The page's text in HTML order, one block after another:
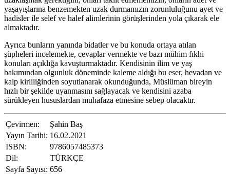
yaşayışlarına benzemekten uzak durmamızın zorunluluğunu ayet ve
hadisler ile selef ve halef alimlerinin görüşlerinden yola çıkarak ele
almaktadır.
Ayrıca bunların yanında bidatler ve bu konuda ortaya atılan
şüpheleri incelemekte, cevaplar vermekte ve bazı mühim fıkhi
konuları açıklığa kavuşturmaktadır. Kendisinin ilim ve yaş
bakımından olgunluk döneminde kaleme aldığı bu eser, hevadan ve
kalp kirliliğinden soyutlanarak okunduğunda, Müslüman bireyin
hızlı bir şekilde uyanmasını sağlayacak ve kendisini azaba
sürükleyen hususlardan muhafaza etmesine sebep olacaktır.
Çevirmen:
Şahin Baş
Yayın Tarihi: 16.02.2021
ISBN:
9786057485373
Dil:
TÜRKÇE
Sayfa Sayısı: 656